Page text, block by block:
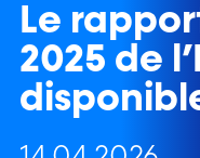
Le
2025 de